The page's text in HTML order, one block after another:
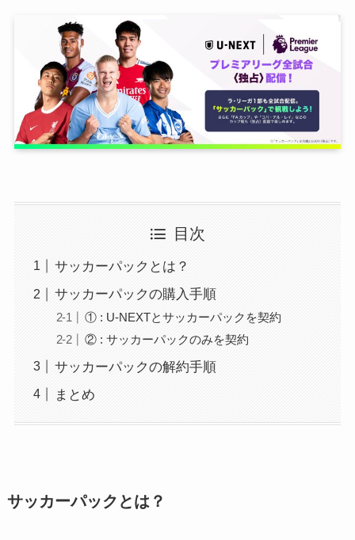
目次
サッカーパックとは？
サッカーパックの購入手順
① : U-NEXTとサッカーパックを契約
② : サッカーパックのみを契約
サッカーパックの解約手順
まとめ
サッカーパックとは？